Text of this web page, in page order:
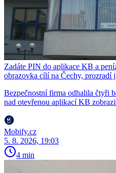
Zadáte PIN do aplikace KB a
obrazovka cílí na Čechy, prozradí
Bezpečnostní firma odhalila čtyři
nad otevřenou aplikací KB
Mobify.cz
5. 8. 2026, 19:03
4 min